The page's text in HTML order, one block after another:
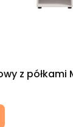
z półkami